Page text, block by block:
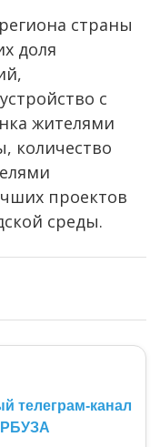
страны
доля
с
жителями
количество
проектов
среды.
телеграм-канал